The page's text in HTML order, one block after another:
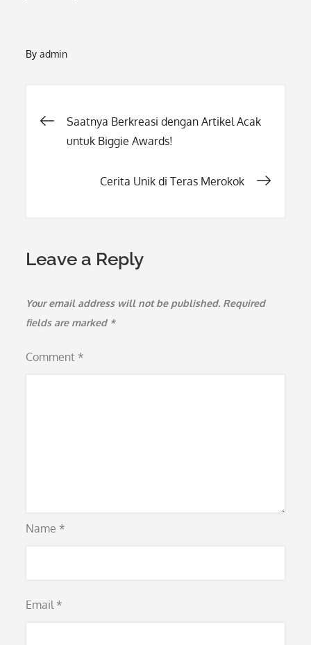
Byadmin
Post
Saatnya Berkreasi dengan Artikel Acak
untuk Biggie Awards!
Cerita Unik di Teras Merokok
Leave a Reply
Your email address will not be published. Required
fields are marked *
Comment *
Name *
Email *